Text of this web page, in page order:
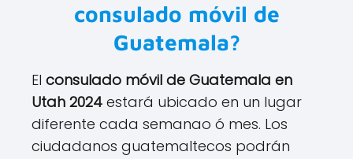
consulado móvil de
Guatemala?
El consulado móvil de Guatemala en
Utah 2024 estará ubicado en un lugar
diferente cada semanao ó mes. Los
ciudadanos guatemaltecos podrán